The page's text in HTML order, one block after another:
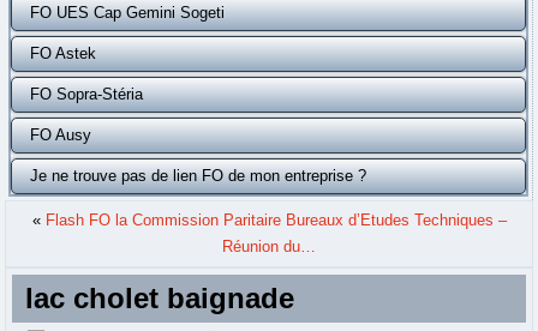
FO UES Cap Gemini Sogeti
FO Astek
FO Sopra-Stéria
FO Ausy
Je ne trouve pas de lien FO de mon entreprise ?
« Flash FO la Commission Paritaire Bureaux d’Etudes Techniques –
Réunion du…
lac cholet baignade